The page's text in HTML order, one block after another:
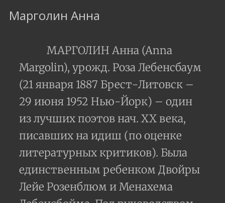
Марголин Анна
МАРГОЛИН Анна (Anna
Margolin), урожд. Роза Лебенсбаум
(21 января 1887 Брест-Литовск –
29 июня 1952 Нью-Йорк) – один
из лучших поэтов нач. ХХ века,
писавших на идиш (по оценке
литературных критиков). Была
единственным ребенком Двойры
Лейе Розенблюм и Менахема